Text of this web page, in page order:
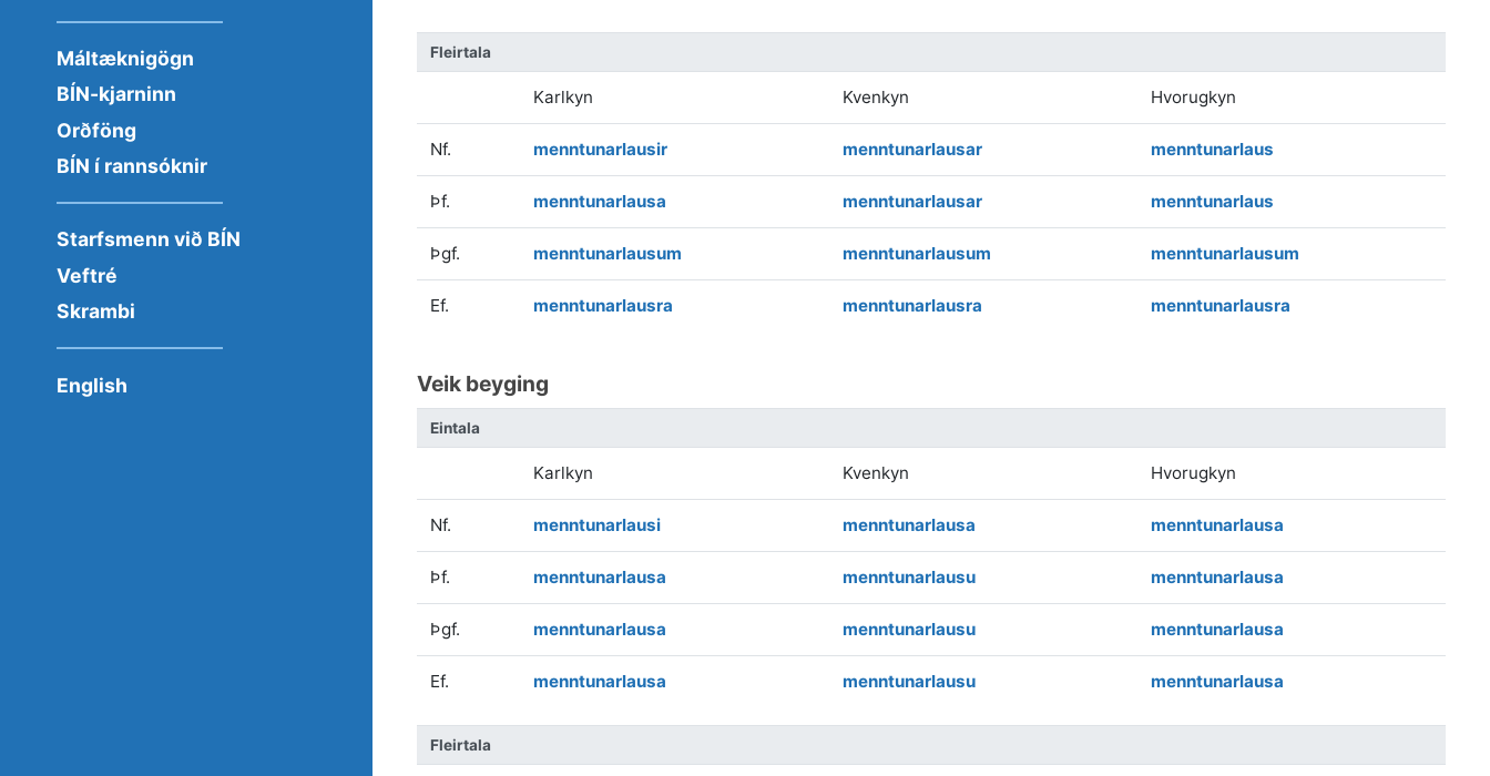
Máltæknigögn
BÍN-kjarninn
Orðföng
BÍN í rannsóknir
Starfsmenn við BÍN
Veftré
Skrambi
English
Fleirtala
Karlkyn Kvenkyn Hvorugkyn
Nf. menntunarlausir menntunarlausar menntunarlaus
Þf. menntunarlausa menntunarlausar menntunarlaus
Þgf. menntunarlausum menntunarlausum menntunarlausum
Ef. menntunarlausra menntunarlausra menntunarlausra
Veik beyging
Eintala
Karlkyn Kvenkyn Hvorugkyn
Nf. menntunarlausi menntunarlausa menntunarlausa
Þf. menntunarlausa menntunarlausu menntunarlausa
Þgf. menntunarlausa menntunarlausu menntunarlausa
Ef. menntunarlausa menntunarlausu menntunarlausa
Fleirtala